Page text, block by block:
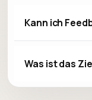
Kann ich
Was ist das